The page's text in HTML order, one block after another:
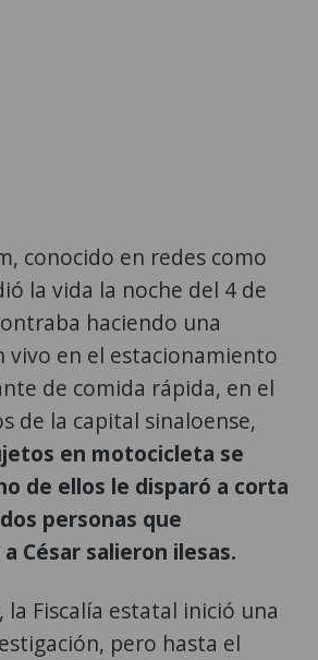
conocido en redes como
la vida la noche del 4 de
haciendo una
vivo en el estacionamiento
de comida rápida, en el
de la capital sinaloense,
en motocicleta se
de ellos le disparó a corta
personas que
César salieron ilesas.
la Fiscalía estatal inició una
pero hasta el